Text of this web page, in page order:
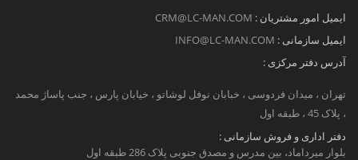
ایمیل امور مشتریان : CRM@LC-MAN.COM
ایمیل سازمانی : INFO@LC-MAN.COM
آدرس دفتر مرکزی :
تهران ، میدان فردوسی ، خبابان نوفل لوشاتو ، خیابان پارس ، جنب پاساژ محمد
، پلاک 45 ، طبقه اول
دفتر اداری و فروش سازمانی :
بلوار میرداماد، بین مدرس و مصدق جنوبی پلاک 286 طبقه اول